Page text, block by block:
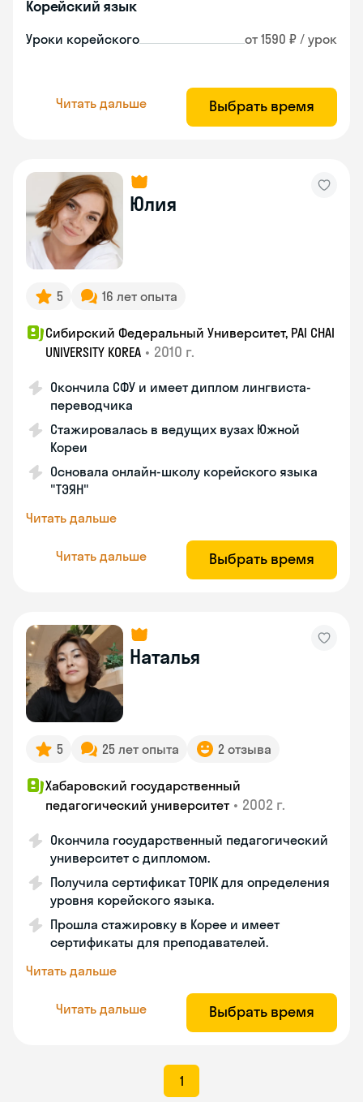
Корейский язык
Уроки корейского от 1590 ₽ / урок
Читать дальше Выбрать время
Юлия
5 16 лет опыта
Сибирский Федеральный Университет, PAI CHAI
UNIVERSITY KOREA • 2010 г.
Окончила СФУ и имеет диплом лингвиста-
переводчика
Стажировалась в ведущих вузах Южной
Кореи
Основала онлайн-школу корейского языка
"ТЭЯН"
Читать дальше
Читать дальше Выбрать время
Наталья
5 25 лет опыта 2 отзыва
Хабаровский государственный
педагогический университет • 2002 г.
Окончила государственный педагогический
университет с дипломом.
Получила сертификат TOPIK для определения
уровня корейского языка.
Прошла стажировку в Корее и имеет
сертификаты для преподавателей.
Читать дальше
Читать дальше Выбрать время
1